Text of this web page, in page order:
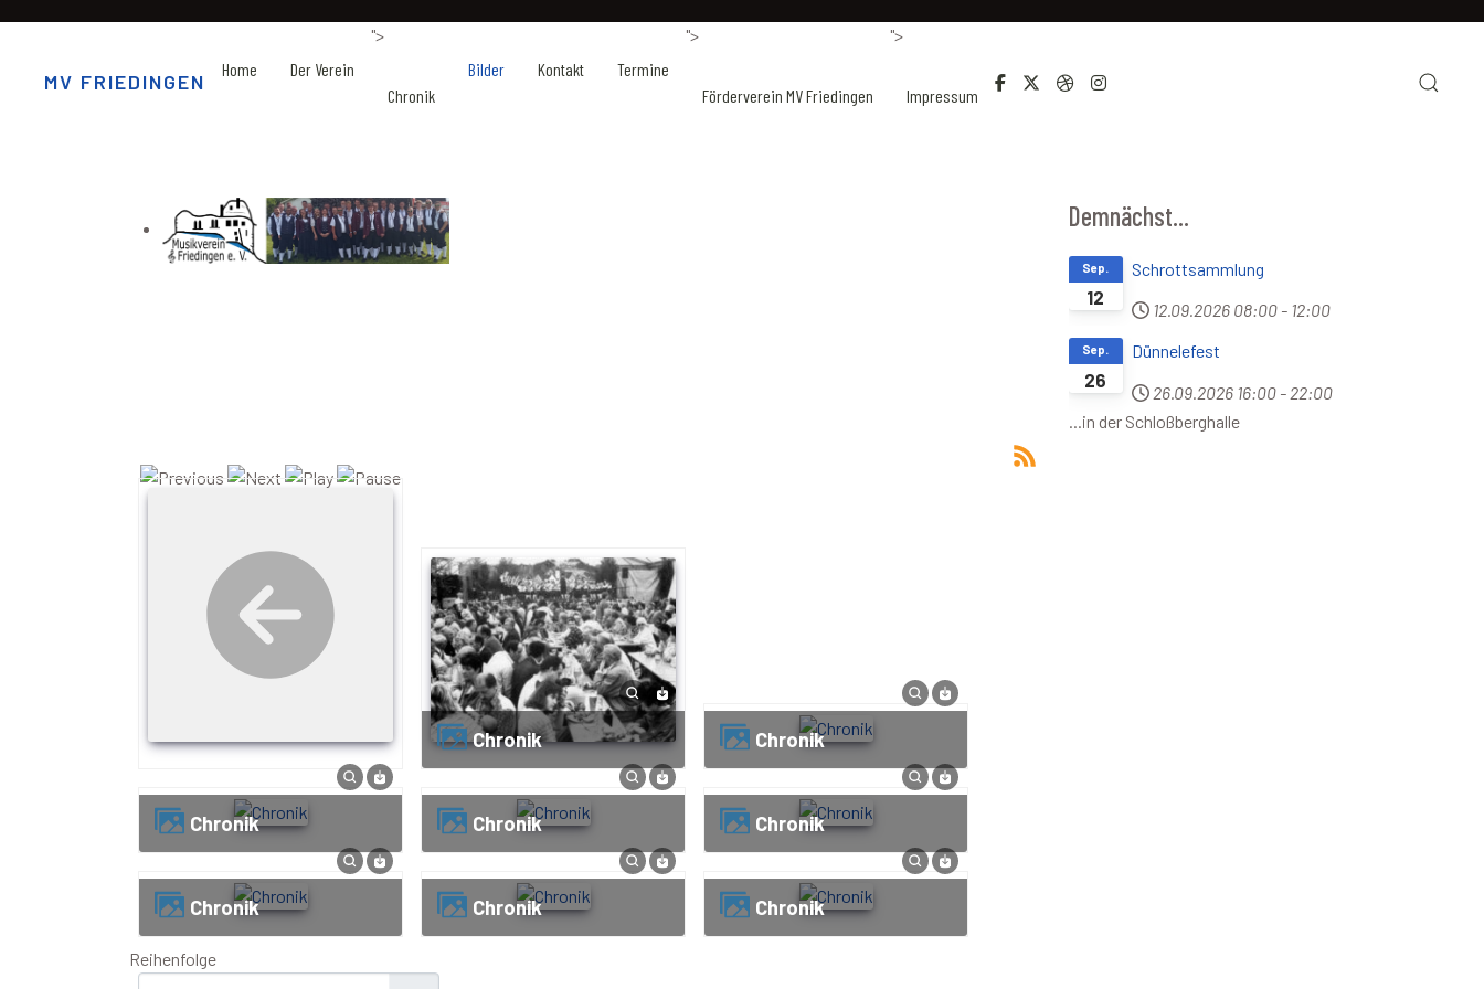
MV FRIEDINGEN
Home Der Verein
">
Chronik
Bilder Kontakt Termine
">
Förderverein MV Friedingen
">
Impressum
Chronik Chronik
Chronik Chronik Chronik
Chronik Chronik Chronik
Reihenfolge
Demnächst...
12
Sep.
Schrottsammlung
12.09.2026 08:00 - 12:00
26
Sep.
Dünnelefest
26.09.2026 16:00 - 22:00
...in der Schloßberghalle